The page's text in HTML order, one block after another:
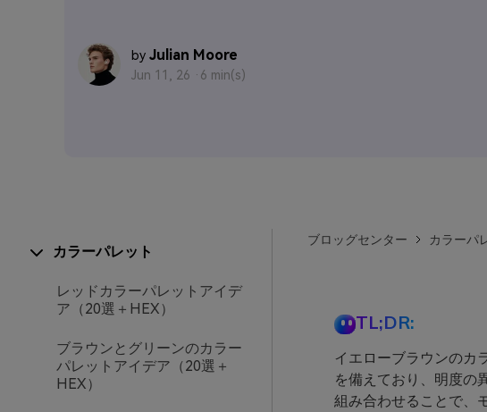
by Julian Moore
Jun 11, 26 · 6 min(s)
カラーパレット
レッドカラーパレットアイデ
ア（20選＋HEX）
ブラウンとグリーンのカラー
パレットアイデア（20選＋
HEX）
ブロッグセンター カラーパ
TL;DR:
イエローブラウンのカ
を備えており、明度の
組み合わせることで、